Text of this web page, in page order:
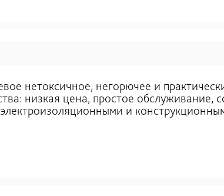
нетоксичное, негорючее и
низкая цена, простое обслуживание,
и